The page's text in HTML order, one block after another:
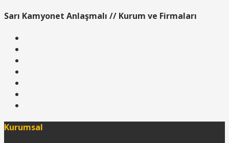
Sarı Kamyonet Anlaşmalı // Kurum ve Firmaları
Kurumsal